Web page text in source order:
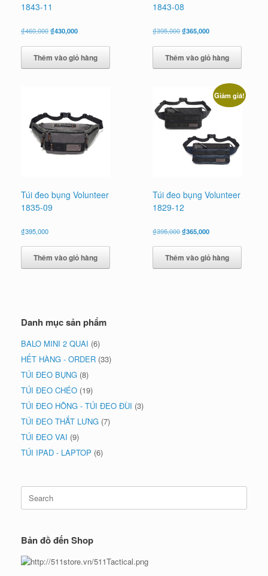
1843-11
₫460,000Giá
là:
₫460,000.
₫430,000Giá
tại
là:
₫430,000.
Thêm vào giỏ hàng
1843-08
₫395,000Giá
là:
₫395,000.
₫365,000Giá
tại
là:
₫365,000.
Thêm vào giỏ hàng
Túi đeo bụng Volunteer
1835-09
₫395,000
Thêm vào giỏ hàng
Giảm giá!
Túi đeo bụng Volunteer
1829-12
₫395,000Giá
là:
₫395,000.
₫365,000Giá
tại
là:
₫365,000.
Thêm vào giỏ hàng
Danh mục sản phẩm
BALO MINI 2 QUAI (6)
HẾT HÀNG - ORDER (33)
TÚI ĐEO BỤNG (8)
TÚI ĐEO CHÉO (19)
TÚI ĐEO HÔNG - TÚI ĐEO ĐÙI (3)
TÚI ĐEO THẮT LƯNG (7)
TÚI ĐEO VAI (9)
TÚI IPAD - LAPTOP (6)
Search
for:
Bản đồ đến Shop